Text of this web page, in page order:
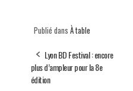
Publié dans À table
Lyon BD Festival : encore
plus d’ampleur pour la 8e
édition